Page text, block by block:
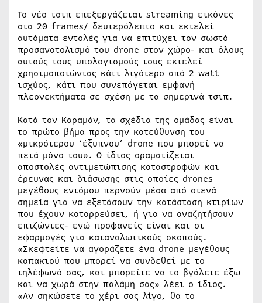
Το νέο τσιπ επεξεργάζεται streaming εικόνες
στα 20 frames/ δευτερόλεπτο και εκτελεί
αυτόματα εντολές για να επιτύχει τον σωστό
προσανατολισμό του drone στον χώρο- και όλους
αυτούς τους υπολογισμούς τους εκτελεί
χρησιμοποιώντας κάτι λιγότερο από 2 watt
ισχύος, κάτι που συνεπάγεται εμφανή
πλεονεκτήματα σε σχέση με τα σημερινά τσιπ.
Κατά τον Καραμάν, τα σχέδια της ομάδας είναι
το πρώτο βήμα προς την κατεύθυνση του
«μικρότερου ‘έξυπνου’ drone που μπορεί να
πετά μόνο του». Ο ίδιος οραματίζεται
αποστολές αντιμετώπισης καταστροφών και
έρευνας και διάσωσης στις οποίες drones
μεγέθους εντόμου περνούν μέσα από στενά
σημεία για να εξετάσουν την κατάσταση κτιρίων
που έχουν καταρρεύσει, ή για να αναζητήσουν
επιζώντες- ενώ προφανείς είναι και οι
εφαρμογές για καταναλωτικούς σκοπούς.
«Σκεφτείτε να αγοράζετε ένα drone μεγέθους
καπακιού που μπορεί να συνδεθεί με το
τηλέφωνό σας, και μπορείτε να το βγάλετε έξω
και να χωρά στην παλάμη σας» λέει ο ίδιος.
«Αν σηκώσετε το χέρι σας λίγο, θα το